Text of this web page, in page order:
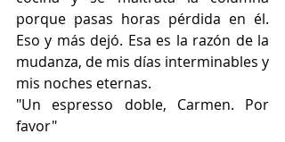
porque pasas horas pérdida en él.
Eso y más dejó. Esa es la razón de la
mudanza, de mis días interminables y
mis noches eternas.
"Un espresso doble, Carmen. Por
favor"